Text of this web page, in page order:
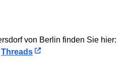
von Berlin finden Sie hier:
Threads